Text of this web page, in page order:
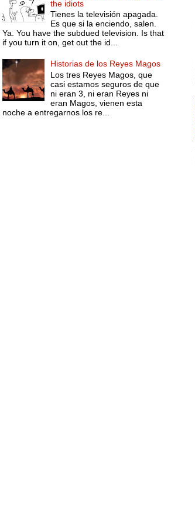
the idiots
Tienes la televisión apagada.
Es que si la enciendo, salen.
Ya. You have the subdued television. Is that
if you turn it on, get out the id...
Historias de los Reyes Magos
Los tres Reyes Magos, que
casi estamos seguros de que
ni eran 3, ni eran Reyes ni
eran Magos, vienen esta
noche a entregarnos los re...